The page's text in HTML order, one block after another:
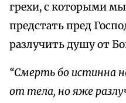
грехи, с которыми
предстать пред
разлучить душу от
“Смерть бо истинна
от тела, но яже